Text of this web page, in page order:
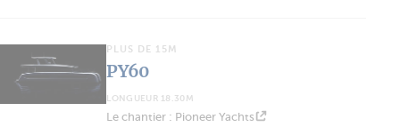
PLUS DE 15M
PY60
LONGUEUR 18.30M
Le chantier : Pioneer Yachts